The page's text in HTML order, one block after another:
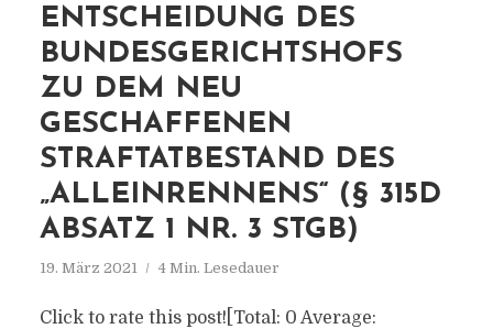
ENTSCHEIDUNG DES
BUNDESGERICHTSHOFS
ZU DEM NEU
GESCHAFFENEN
STRAFTATBESTAND DES
„ALLEINRENNENS“ (§ 315D
ABSATZ 1 NR. 3 STGB)
19. März 2021 4 Min. Lesedauer
Click to rate this post![Total: 0 Average: